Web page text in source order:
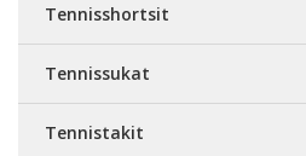
Tennisshortsit
Tennissukat
Tennistakit